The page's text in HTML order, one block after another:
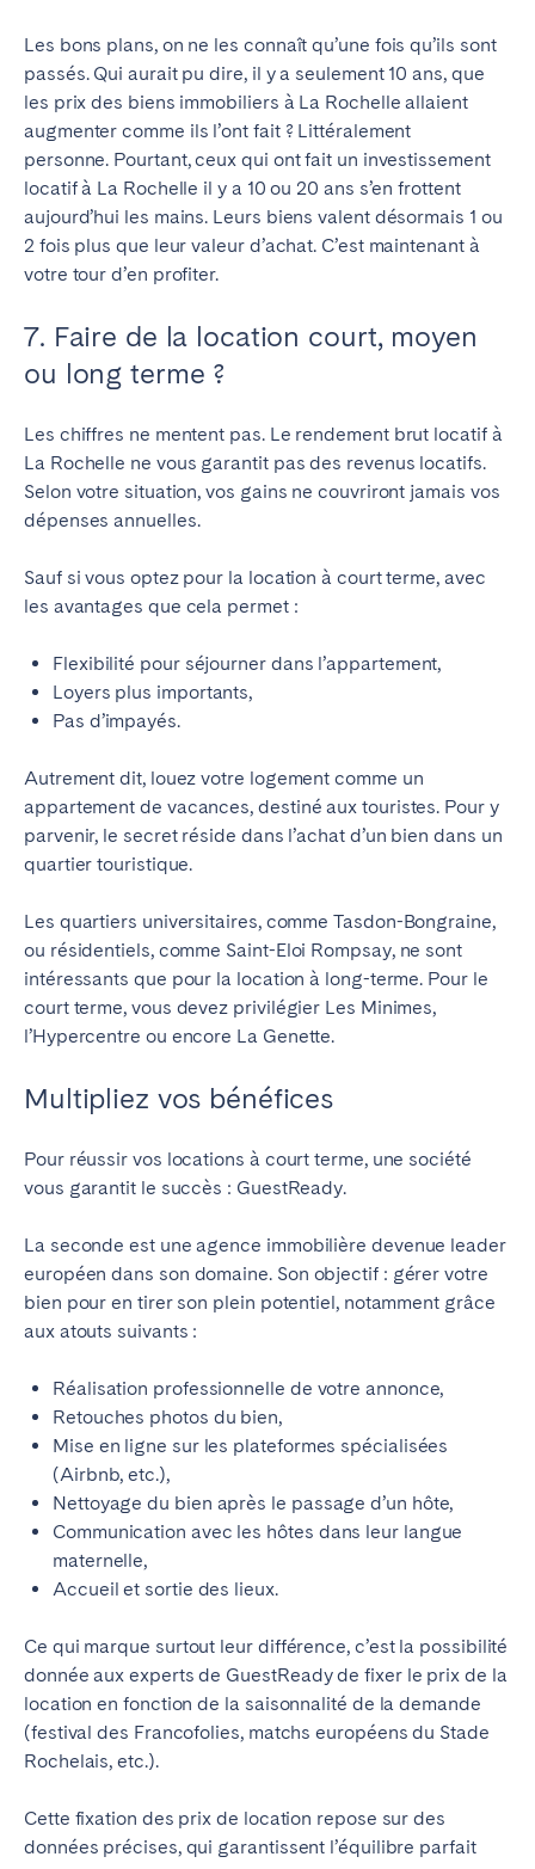
Les bons plans, on ne les connaît qu’une fois qu’ils sont
passés. Qui aurait pu dire, il y a seulement 10 ans, que
les prix des biens immobiliers à La Rochelle allaient
augmenter comme ils l’ont fait ? Littéralement
personne. Pourtant, ceux qui ont fait un investissement
locatif à La Rochelle il y a 10 ou 20 ans s’en frottent
aujourd’hui les mains. Leurs biens valent désormais 1 ou
2 fois plus que leur valeur d’achat. C’est maintenant à
votre tour d’en profiter.
7. Faire de la location court, moyen
ou long terme ?
Les chiffres ne mentent pas. Le rendement brut locatif à
La Rochelle ne vous garantit pas des revenus locatifs.
Selon votre situation, vos gains ne couvriront jamais vos
dépenses annuelles.
Sauf si vous optez pour la location à court terme, avec
les avantages que cela permet :
Flexibilité pour séjourner dans l’appartement,
Loyers plus importants,
Pas d’impayés.
Autrement dit, louez votre logement comme un
appartement de vacances, destiné aux touristes. Pour y
parvenir, le secret réside dans l’achat d’un bien dans un
quartier touristique.
Les quartiers universitaires, comme Tasdon-Bongraine,
ou résidentiels, comme Saint-Eloi Rompsay, ne sont
intéressants que pour la location à long-terme. Pour le
court terme, vous devez privilégier Les Minimes,
l’Hypercentre ou encore La Genette.
Multipliez vos bénéfices
Pour réussir vos locations à court terme, une société
vous garantit le succès : GuestReady.
La seconde est une agence immobilière devenue leader
européen dans son domaine. Son objectif : gérer votre
bien pour en tirer son plein potentiel, notamment grâce
aux atouts suivants :
Réalisation professionnelle de votre annonce,
Retouches photos du bien,
Mise en ligne sur les plateformes spécialisées
(Airbnb, etc.),
Nettoyage du bien après le passage d’un hôte,
Communication avec les hôtes dans leur langue
maternelle,
Accueil et sortie des lieux.
Ce qui marque surtout leur différence, c’est la possibilité
donnée aux experts de GuestReady de fixer le prix de la
location en fonction de la saisonnalité de la demande
(festival des Francofolies, matchs européens du Stade
Rochelais, etc.).
Cette fixation des prix de location repose sur des
données précises, qui garantissent l’équilibre parfait